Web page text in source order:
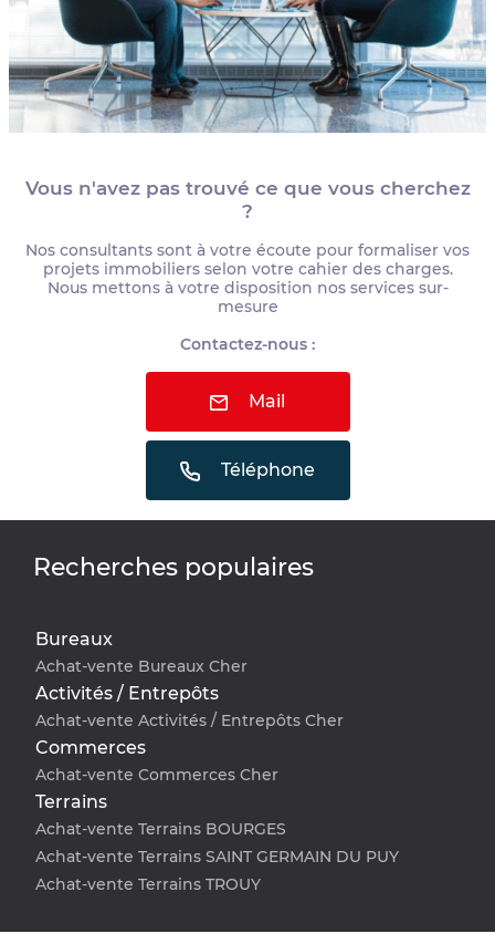
Vous n'avez pas trouvé ce que vous cherchez
?
Nos consultants sont à votre écoute pour formaliser vos
projets immobiliers selon votre cahier des charges.
Nous mettons à votre disposition nos services sur-
mesure
Contactez-nous :
Mail
Téléphone
Recherches populaires
Bureaux
Achat-vente Bureaux Cher
Activités / Entrepôts
Achat-vente Activités / Entrepôts Cher
Commerces
Achat-vente Commerces Cher
Terrains
Achat-vente Terrains BOURGES
Achat-vente Terrains SAINT GERMAIN DU PUY
Achat-vente Terrains TROUY